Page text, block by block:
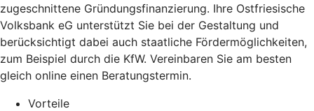
zugeschnittene Gründungsfinanzierung. Ihre Ostfriesische
Volksbank eG unterstützt Sie bei der Gestaltung und
berücksichtigt dabei auch staatliche Fördermöglichkeiten,
zum Beispiel durch die KfW. Vereinbaren Sie am besten
gleich online einen Beratungstermin.
Vorteile